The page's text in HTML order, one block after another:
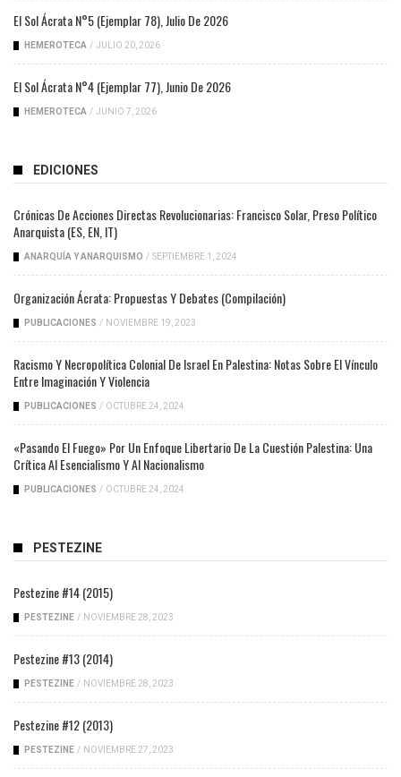
El Sol Ácrata N°5 (ejemplar 78), Julio De 2026
HEMEROTECA / JULIO 20, 2026
El Sol Ácrata N°4 (ejemplar 77), Junio De 2026
HEMEROTECA / JUNIO 7, 2026
EDICIONES
Crónicas De Acciones Directas Revolucionarias: Francisco Solar, Preso Político
Anarquista (ES, EN, IT)
ANARQUÍA Y ANARQUISMO / SEPTIEMBRE 1, 2024
Organización Ácrata: Propuestas Y Debates (compilación)
PUBLICACIONES / NOVIEMBRE 19, 2023
Racismo Y Necropolítica Colonial De Israel En Palestina: Notas Sobre El Vínculo
Entre Imaginación Y Violencia
PUBLICACIONES / OCTUBRE 24, 2024
«Pasando El Fuego» Por Un Enfoque Libertario De La Cuestión Palestina: Una
Crítica Al Esencialismo Y Al Nacionalismo
PUBLICACIONES / OCTUBRE 24, 2024
PESTEZINE
Pestezine #14 (2015)
PESTEZINE / NOVIEMBRE 28, 2023
Pestezine #13 (2014)
PESTEZINE / NOVIEMBRE 28, 2023
Pestezine #12 (2013)
PESTEZINE / NOVIEMBRE 27, 2023